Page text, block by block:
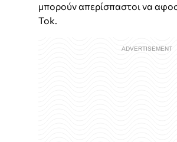
μπορούν απερίσπαστοι να
Tok.